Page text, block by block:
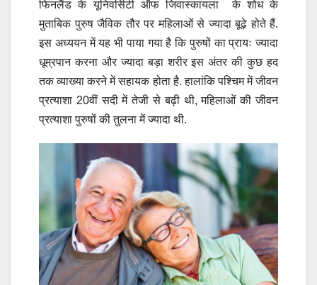
फिनलैंड के यूनिवर्सिटी ऑफ जिवास्कायला के शोध के
मुताबिक पुरुष जैविक तौर पर महिलाओं से ज्यादा बूढ़े होते हैं.
इस अध्ययन में यह भी पाया गया है कि पुरुषों का प्रायः ज्यादा
धूम्रपान करना और ज्यादा बड़ा शरीर इस अंतर की कुछ हद
तक व्याख्या करने में सहायक होता है. हालांकि पश्चिम में जीवन
प्रत्याशा 20वीं सदी में तेजी से बढ़ी थी, महिलाओं की जीवन
प्रत्याशा पुरुषों की तुलना में ज्यादा थी.